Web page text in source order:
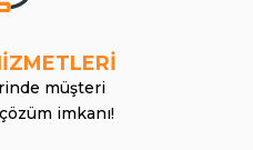
müşteri
imkanı!